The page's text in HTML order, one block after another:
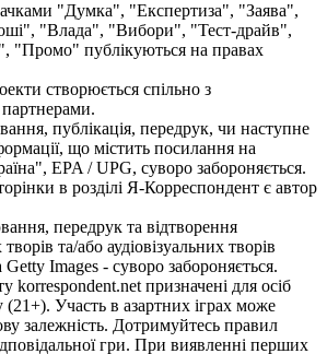
"Думка", "Експертиза", "Заява",
"Влада", "Вибори", "Тест-драйв",
"Промо" публікуються на правах
створюється спільно з
публікація, передрук, чи наступне
що містить посилання на
EPA / UPG, суворо забороняється.
в розділі Я-Корреспондент є автор
передрук та відтворення
та/або аудіовізуальних творів
Images - суворо забороняється.
korrespondent.net призначені для осіб
(21+). Участь в азартних іграх може
залежність. Дотримуйтесь правил
гри. При виявленні перших